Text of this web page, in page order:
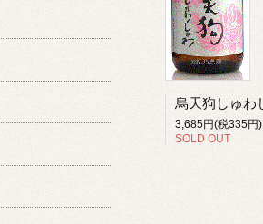
3,685円(税335円)
SOLD OUT